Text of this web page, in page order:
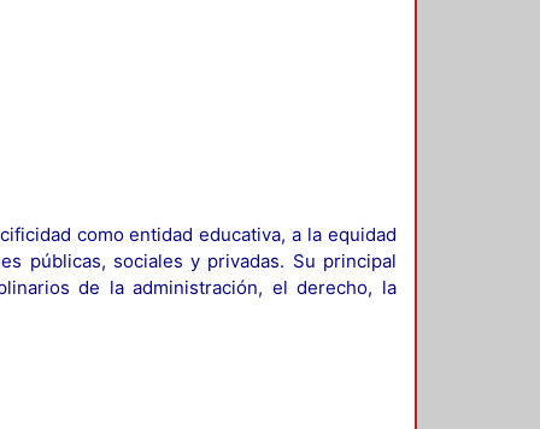
como entidad educativa, a la equidad
públicas, sociales y privadas. Su principal
de la administración, el derecho, la